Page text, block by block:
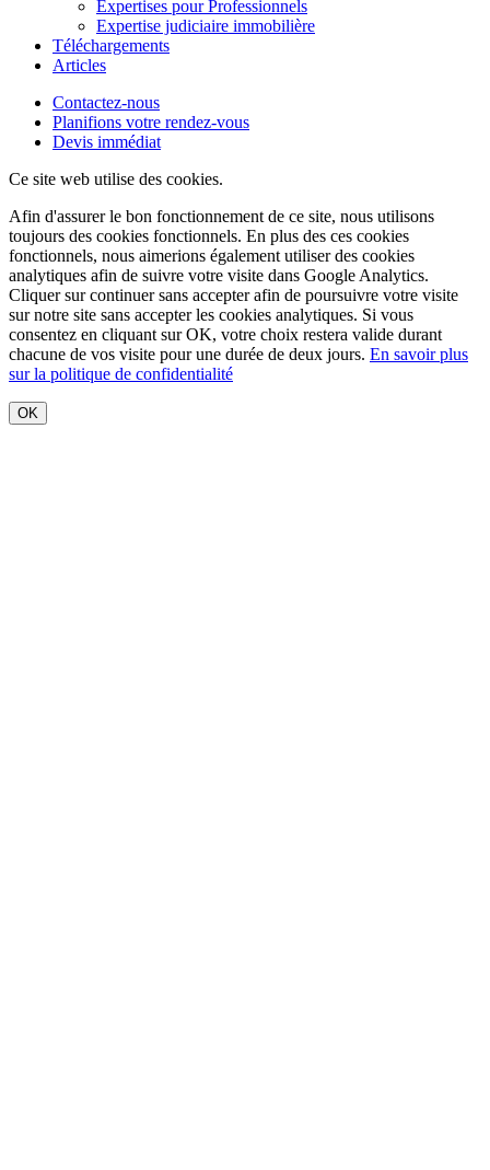
Expertises pour Professionnels
Expertise judiciaire immobilière
Téléchargements
Articles
Contactez-nous
Planifions votre rendez-vous
Devis immédiat
Ce site web utilise des cookies.
Afin d'assurer le bon fonctionnement de ce site, nous utilisons
toujours des cookies fonctionnels. En plus des ces cookies
fonctionnels, nous aimerions également utiliser des cookies
analytiques afin de suivre votre visite dans Google Analytics.
Cliquer surcontinuer sans accepterafin de poursuivre votre visite
sur notre site sans accepter les cookies analytiques. Si vous
consentez en cliquant sur OK, votre choix restera valide durant
chacune de vos visite pour une durée de deux jours. En savoir plus
sur la politique de confidentialité
OK